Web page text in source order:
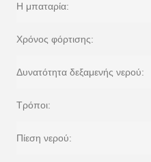
Η μπαταρία:
Χρόνος φόρτισης:
Δυνατότητα δεξαμενής νερού:
Τρόποι:
Πίεση νερού: